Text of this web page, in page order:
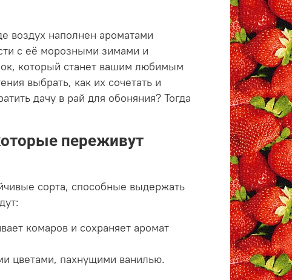
воздух наполнен ароматами
с её морозными зимами и
который станет вашим любимым
выбрать, как их сочетать и
дачу в рай для обоняния? Тогда
переживут
сорта, способные выдержать
комаров и сохраняет аромат
цветами, пахнущими ванилью.